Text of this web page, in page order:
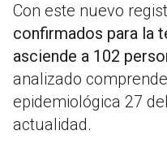
Con este nuevo
confirmados para la
asciende a 102
analizado
epidemiológica 27
actualidad.